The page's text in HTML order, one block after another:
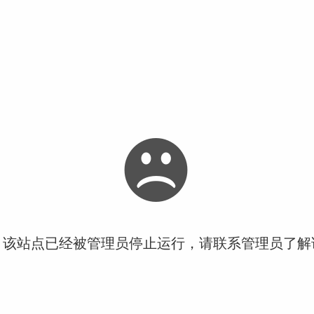
站点已经被管理员停止运行，请联系管理员了